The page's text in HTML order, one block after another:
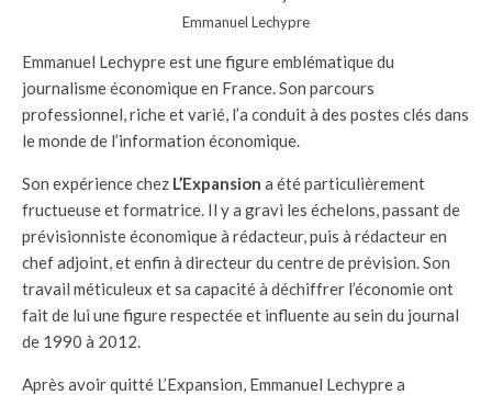
Emmanuel Lechypre
Emmanuel Lechypre est une figure emblématique du
journalisme économique en France. Son parcours
professionnel, riche et varié, l’a conduit à des postes clés dans
le monde de l’information économique.
Son expérience chez L’Expansion a été particulièrement
fructueuse et formatrice. Il y a gravi les échelons, passant de
prévisionniste économique à rédacteur, puis à rédacteur en
chef adjoint, et enfin à directeur du centre de prévision. Son
travail méticuleux et sa capacité à déchiffrer l’économie ont
fait de lui une figure respectée et influente au sein du journal
de 1990 à 2012.
Après avoir quitté L’Expansion, Emmanuel Lechypre a